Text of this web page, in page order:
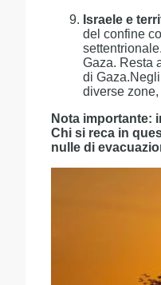
Israele e
del confine
Gaza. Resta
di
diverse
Nota importante:
Chi si reca in
nulle di